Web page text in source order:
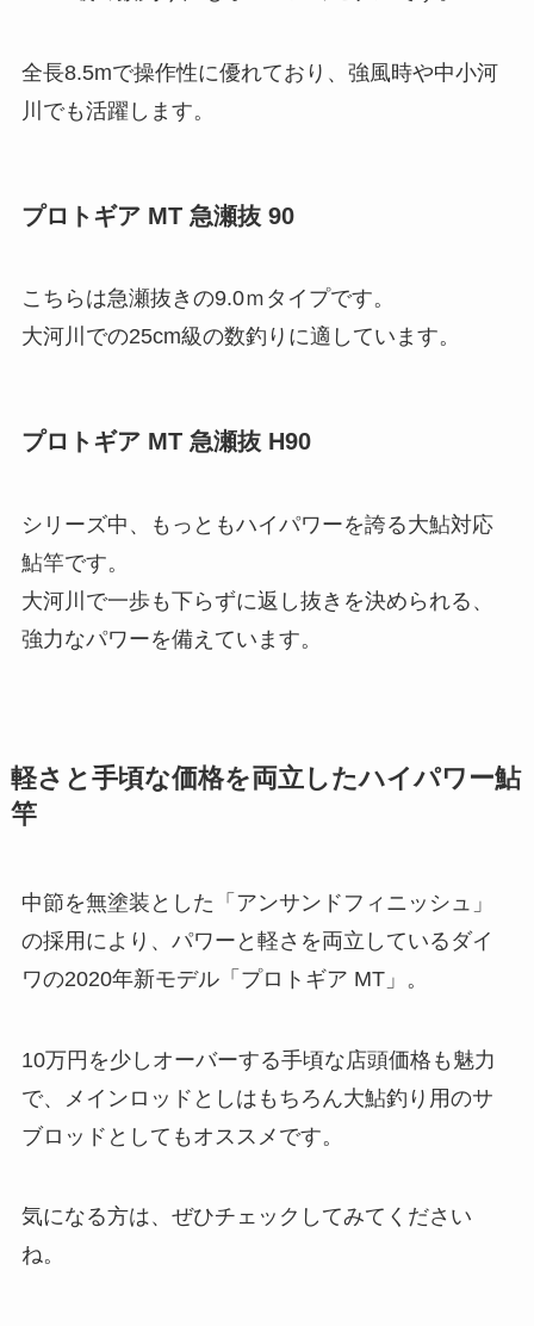
全長8.5mで操作性に優れており、強風時や中小河
川でも活躍します。
プロトギア MT 急瀬抜 90
こちらは急瀬抜きの9.0ｍタイプです。
大河川での25cm級の数釣りに適しています。
プロトギア MT 急瀬抜 H90
シリーズ中、もっともハイパワーを誇る大鮎対応
鮎竿です。
大河川で一歩も下らずに返し抜きを決められる、
強力なパワーを備えています。
軽さと手頃な価格を両立したハイパワー鮎
竿
中節を無塗装とした「アンサンドフィニッシュ」
の採用により、パワーと軽さを両立しているダイ
ワの2020年新モデル「プロトギア MT」。
10万円を少しオーバーする手頃な店頭価格も魅力
で、メインロッドとしはもちろん大鮎釣り用のサ
ブロッドとしてもオススメです。
気になる方は、ぜひチェックしてみてください
ね。